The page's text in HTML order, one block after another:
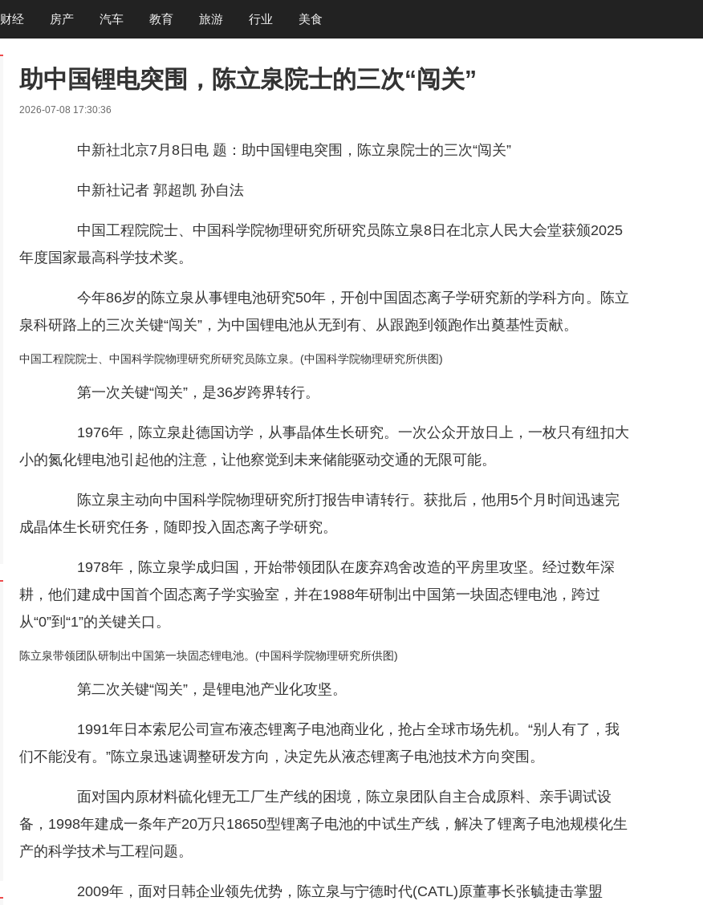
财经 房产 汽车 教育 旅游 行业 美食
助中国锂电突围，陈立泉院士的三次“闯关”
2026-07-08 17:30:36
中新社北京7月8日电 题：助中国锂电突围，陈立泉院士的三次“闯关”
中新社记者 郭超凯 孙自法
中国工程院院士、中国科学院物理研究所研究员陈立泉8日在北京人民大会堂获颁2025
年度国家最高科学技术奖。
今年86岁的陈立泉从事锂电池研究50年，开创中国固态离子学研究新的学科方向。陈立
泉科研路上的三次关键“闯关”，为中国锂电池从无到有、从跟跑到领跑作出奠基性贡献。
中国工程院院士、中国科学院物理研究所研究员陈立泉。(中国科学院物理研究所供图)
第一次关键“闯关”，是36岁跨界转行。
1976年，陈立泉赴德国访学，从事晶体生长研究。一次公众开放日上，一枚只有纽扣大
小的氮化锂电池引起他的注意，让他察觉到未来储能驱动交通的无限可能。
陈立泉主动向中国科学院物理研究所打报告申请转行。获批后，他用5个月时间迅速完
成晶体生长研究任务，随即投入固态离子学研究。
1978年，陈立泉学成归国，开始带领团队在废弃鸡舍改造的平房里攻坚。经过数年深
耕，他们建成中国首个固态离子学实验室，并在1988年研制出中国第一块固态锂电池，跨过
从“0”到“1”的关键关口。
陈立泉带领团队研制出中国第一块固态锂电池。(中国科学院物理研究所供图)
第二次关键“闯关”，是锂电池产业化攻坚。
1991年日本索尼公司宣布液态锂离子电池商业化，抢占全球市场先机。“别人有了，我
们不能没有。”陈立泉迅速调整研发方向，决定先从液态锂离子电池技术方向突围。
面对国内原材料硫化锂无工厂生产线的困境，陈立泉团队自主合成原料、亲手调试设
备，1998年建成一条年产20万只18650型锂离子电池的中试生产线，解决了锂离子电池规模化生
产的科学技术与工程问题。
2009年，面对日韩企业领先优势，陈立泉与宁德时代(CATL)原董事长张毓捷击掌盟